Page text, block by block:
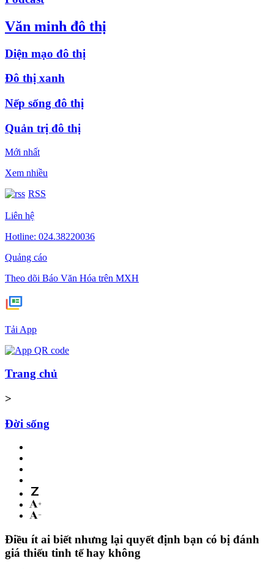
Văn minh đô thị
Diện mạo đô thị
Đô thị xanh
Nếp sống đô thị
Quản trị đô thị
Mới nhất
Xem nhiều
RSS
Liên hệ
Hotline: 024.38220036
Quảng cáo
Theo dõi Báo Văn Hóa trên MXH
Tải App
Trang chủ
>
Đời sống
Điều ít ai biết nhưng lại quyết định bạn có bị đánh
giá thiếu tinh tế hay không